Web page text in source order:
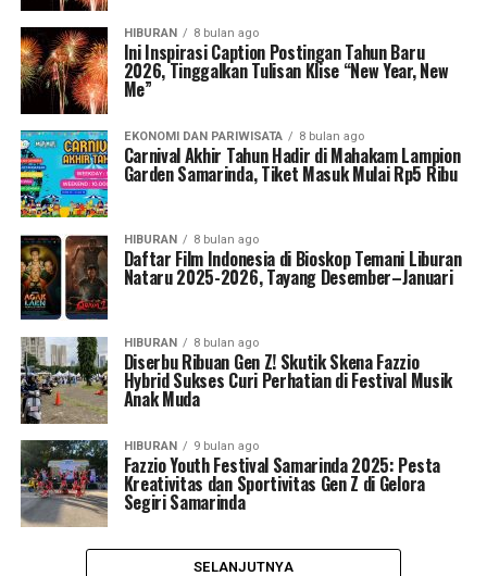
HIBURAN 8 bulan ago
Ini Inspirasi Caption Postingan Tahun Baru
2026, Tinggalkan Tulisan Klise “New Year, New
Me”
EKONOMI DAN PARIWISATA 8 bulan ago
Carnival Akhir Tahun Hadir di Mahakam Lampion
Garden Samarinda, Tiket Masuk Mulai Rp5 Ribu
HIBURAN 8 bulan ago
Daftar Film Indonesia di Bioskop Temani Liburan
Nataru 2025-2026, Tayang Desember–Januari
HIBURAN 8 bulan ago
Diserbu Ribuan Gen Z! Skutik Skena Fazzio
Hybrid Sukses Curi Perhatian di Festival Musik
Anak Muda
HIBURAN 9 bulan ago
Fazzio Youth Festival Samarinda 2025: Pesta
Kreativitas dan Sportivitas Gen Z di Gelora
Segiri Samarinda
SELANJUTNYA